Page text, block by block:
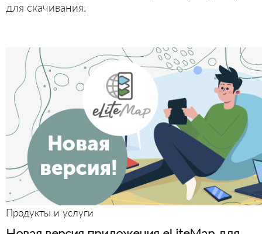
для скачивания.
Продукты и услуги